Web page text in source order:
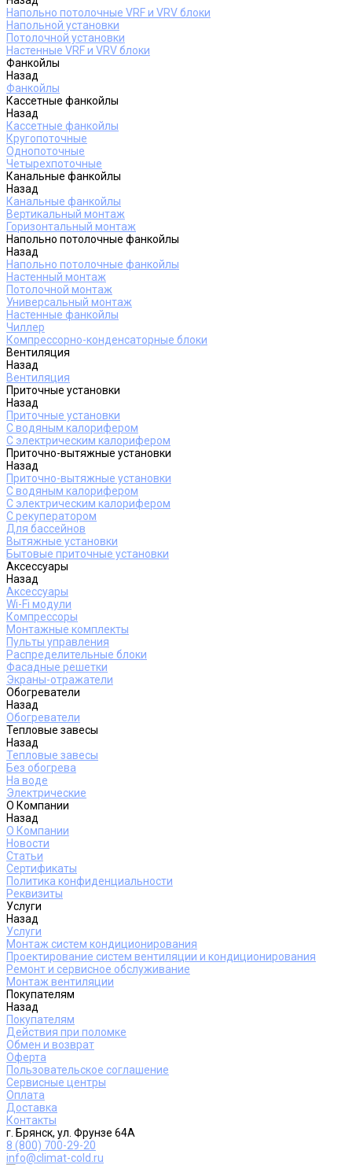
Напольно потолочные VRF и VRV блоки
Напольной установки
Потолочной установки
Настенные VRF и VRV блоки
Фанкойлы
Назад
Фанкойлы
Кассетные фанкойлы
Назад
Кассетные фанкойлы
Кругопоточные
Однопоточные
Четырехпоточные
Канальные фанкойлы
Назад
Канальные фанкойлы
Вертикальный монтаж
Горизонтальный монтаж
Напольно потолочные фанкойлы
Назад
Напольно потолочные фанкойлы
Настенный монтаж
Потолочной монтаж
Универсальный монтаж
Настенные фанкойлы
Чиллер
Компрессорно-конденсаторные блоки
Вентиляция
Назад
Вентиляция
Приточные установки
Назад
Приточные установки
С водяным калорифером
С электрическим калорифером
Приточно-вытяжные установки
Назад
Приточно-вытяжные установки
С водяным калорифером
С электрическим калорифером
С рекуператором
Для бассейнов
Вытяжные установки
Бытовые приточные установки
Аксессуары
Назад
Аксессуары
Wi-Fi модули
Компрессоры
Монтажные комплекты
Пульты управления
Распределительные блоки
Фасадные решетки
Экраны-отражатели
Обогреватели
Назад
Обогреватели
Тепловые завесы
Назад
Тепловые завесы
Без обогрева
На воде
Электрические
О Компании
Назад
О Компании
Новости
Статьи
Сертификаты
Политика конфиденциальности
Реквизиты
Услуги
Назад
Услуги
Монтаж систем кондиционирования
Проектирование систем вентиляции и кондиционирования
Ремонт и сервисное обслуживание
Монтаж вентиляции
Покупателям
Назад
Покупателям
Действия при поломке
Обмен и возврат
Оферта
Пользовательское соглашение
Сервисные центры
Оплата
Доставка
Контакты
г. Брянск, ул. Фрунзе 64А
8 (800) 700-29-20
info@climat-cold.ru